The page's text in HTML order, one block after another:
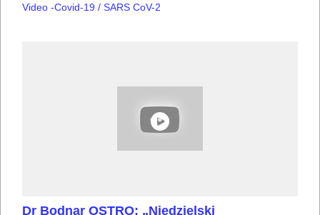
Video -Covid-19 / SARS CoV-2
Dr Bodnar OSTRO: „Niedzielski